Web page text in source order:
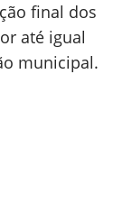
final dos
até igual
municipal.